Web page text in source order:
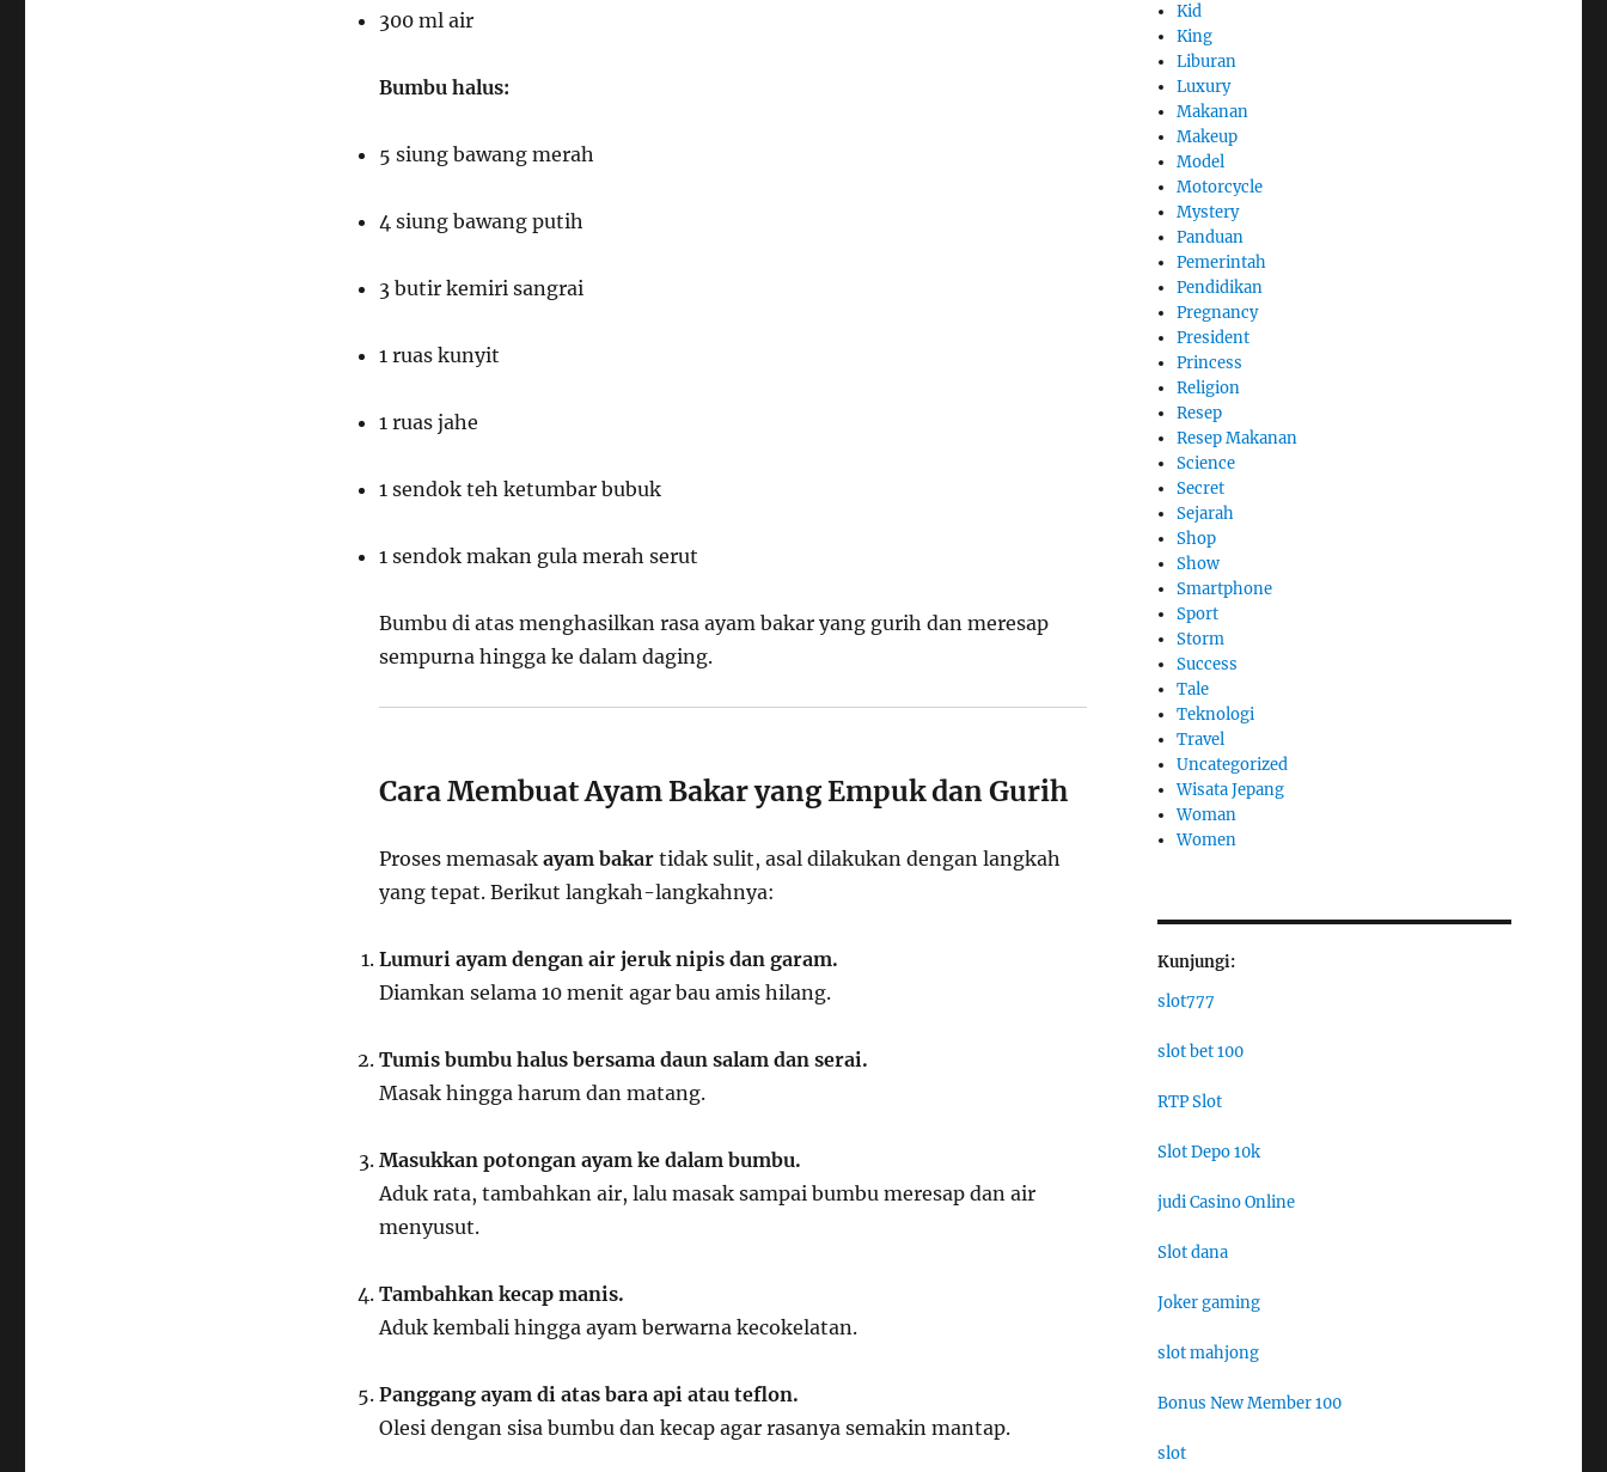
300 ml air
Bumbu halus:
5 siung bawang merah
4 siung bawang putih
3 butir kemiri sangrai
1 ruas kunyit
1 ruas jahe
1 sendok teh ketumbar bubuk
1 sendok makan gula merah serut
Bumbu di atas menghasilkan rasa ayam bakar yang gurih dan meresap
sempurna hingga ke dalam daging.
Cara Membuat Ayam Bakar yang Empuk dan Gurih
Proses memasak ayam bakartidak sulit, asal dilakukan dengan langkah
yang tepat. Berikut langkah-langkahnya:
Lumuri ayam dengan air jeruk nipis dan garam.
Diamkan selama 10 menit agar bau amis hilang.
Tumis bumbu halus bersama daun salam dan serai.
Masak hingga harum dan matang.
Masukkan potongan ayam ke dalam bumbu.
Aduk rata, tambahkan air, lalu masak sampai bumbu meresap dan air
menyusut.
Tambahkan kecap manis.
Aduk kembali hingga ayam berwarna kecokelatan.
Panggang ayam di atas bara api atau teflon.
Olesi dengan sisa bumbu dan kecap agar rasanya semakin mantap.
Kid
King
Liburan
Luxury
Makanan
Makeup
Model
Motorcycle
Mystery
Panduan
Pemerintah
Pendidikan
Pregnancy
President
Princess
Religion
Resep
Resep Makanan
Science
Secret
Sejarah
Shop
Show
Smartphone
Sport
Storm
Success
Tale
Teknologi
Travel
Uncategorized
Wisata Jepang
Woman
Women
Kunjungi:
slot777
slot bet 100
RTP Slot
Slot Depo 10k
judi Casino Online
Slot dana
Joker gaming
slot mahjong
Bonus New Member 100
slot